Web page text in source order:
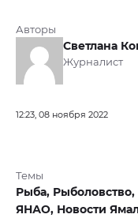
Авторы
Светлана
Журналист
12:23, 08 ноября 2022
Темы
Рыба, Рыболовство,
ЯНАО, Новости